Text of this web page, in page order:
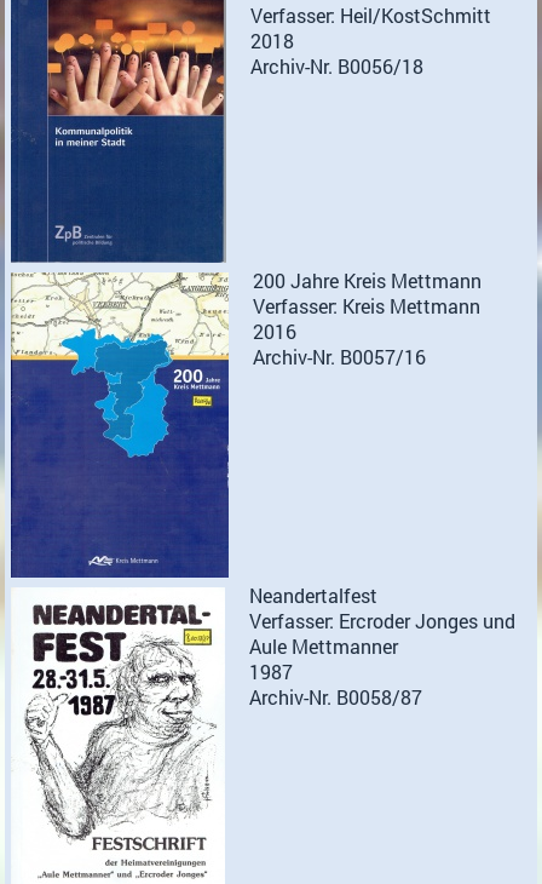
Verfasser: Heil/KostSchmitt
2018
Archiv-Nr. B0056/18
200 Jahre Kreis Mettmann
Verfasser: Kreis Mettmann
2016
Archiv-Nr. B0057/16
Neandertalfest
Verfasser: Ercroder Jonges und
Aule Mettmanner
1987
Archiv-Nr. B0058/87